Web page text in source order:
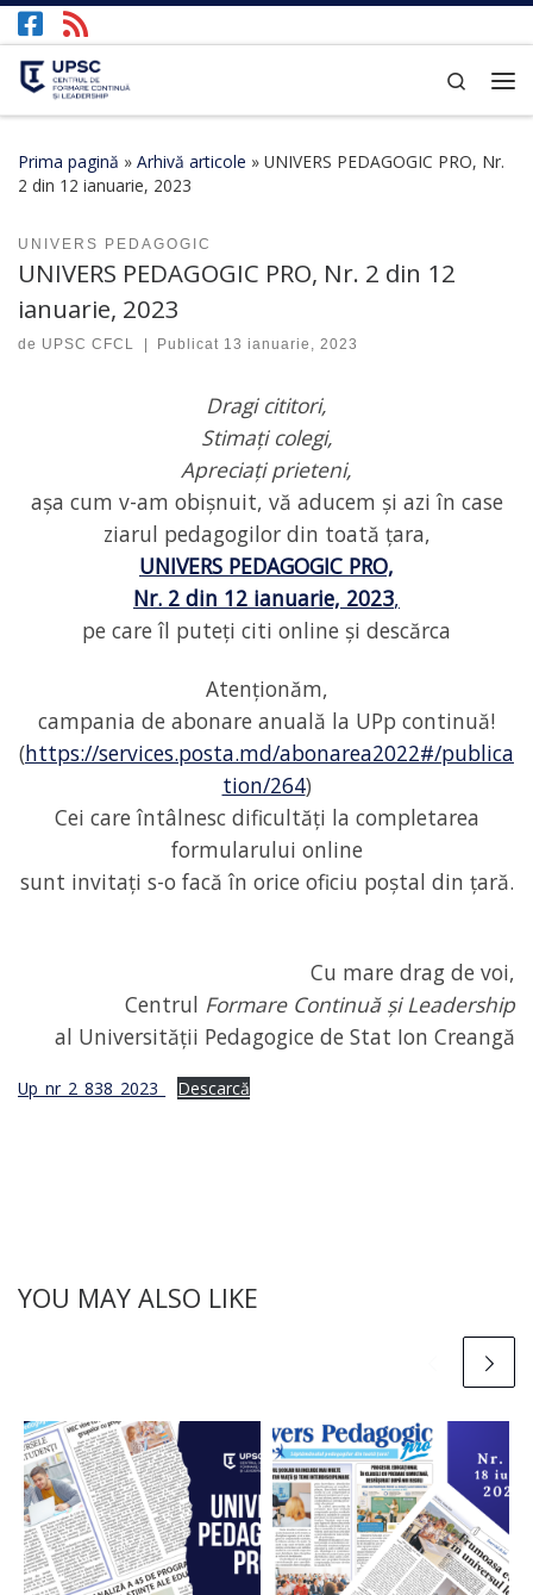
Afișează întregul conținut
Search
Prima pagină » Arhivă articole » UNIVERS PEDAGOGIC PRO, Nr.
2 din 12 ianuarie, 2023
UNIVERS PEDAGOGIC
UNIVERS PEDAGOGIC PRO, Nr. 2 din 12
ianuarie, 2023
de UPSC CFCL Publicat 13 ianuarie, 2023
Dragi cititori,
Stimați colegi,
Apreciați prieteni,
așa cum v-am obișnuit, vă aducem și azi în case
ziarul pedagogilor din toată țara,
UNIVERS PEDAGOGIC PRO,
Nr. 2 din 12 ianuarie, 2023,
pe care îl puteți citi online și descărca
Atenționăm,
campania de abonare anuală la UPp continuă!
(https://services.posta.md/abonarea2022#/publica
tion/264)
Cei care întâlnesc dificultăți la completarea
formularului online
sunt invitați s-o facă în orice oficiu poștal din țară.
Cu mare drag de voi,
Centrul Formare Continuă și Leadership
al Universității Pedagogice de Stat Ion Creangă
Up_nr_2_838_2023_ Descarcă
YOU MAY ALSO LIKE